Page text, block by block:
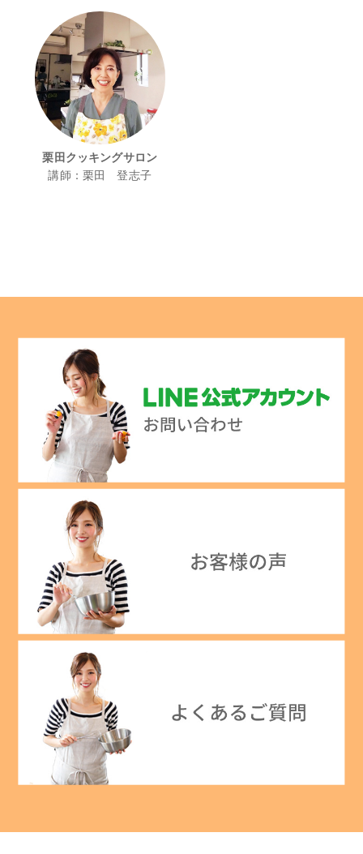
栗田クッキングサロン
講師：栗田 登志子